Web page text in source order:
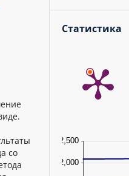
со
Статистика